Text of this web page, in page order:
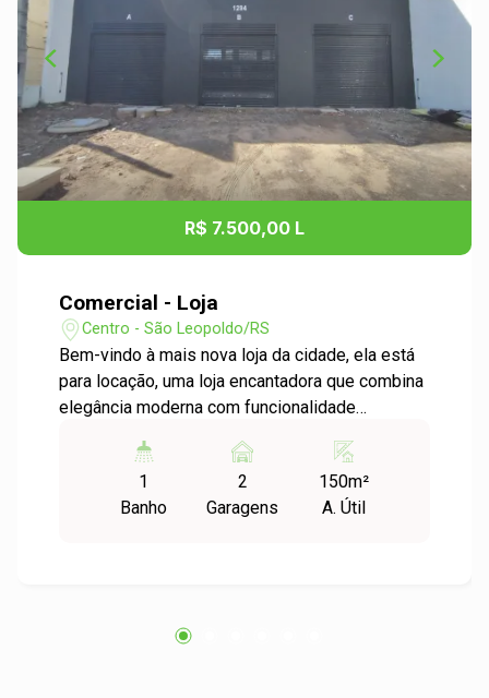
R$ 7.500,00 L
Comercial - Loja
Centro - São Leopoldo/RS
Bem-vindo à mais nova loja da cidade, ela está
para locação, uma loja encantadora que combina
elegância moderna com funcionalidade
é um espaço amplo que oferece infinitas
possibilidades para realizar seus sonhos
comerciais. Ao entrar, você é recebido por um
43,20m², um espaço adicional que pode ser
1
Banho
2
Garagens
150m²
A. Útil